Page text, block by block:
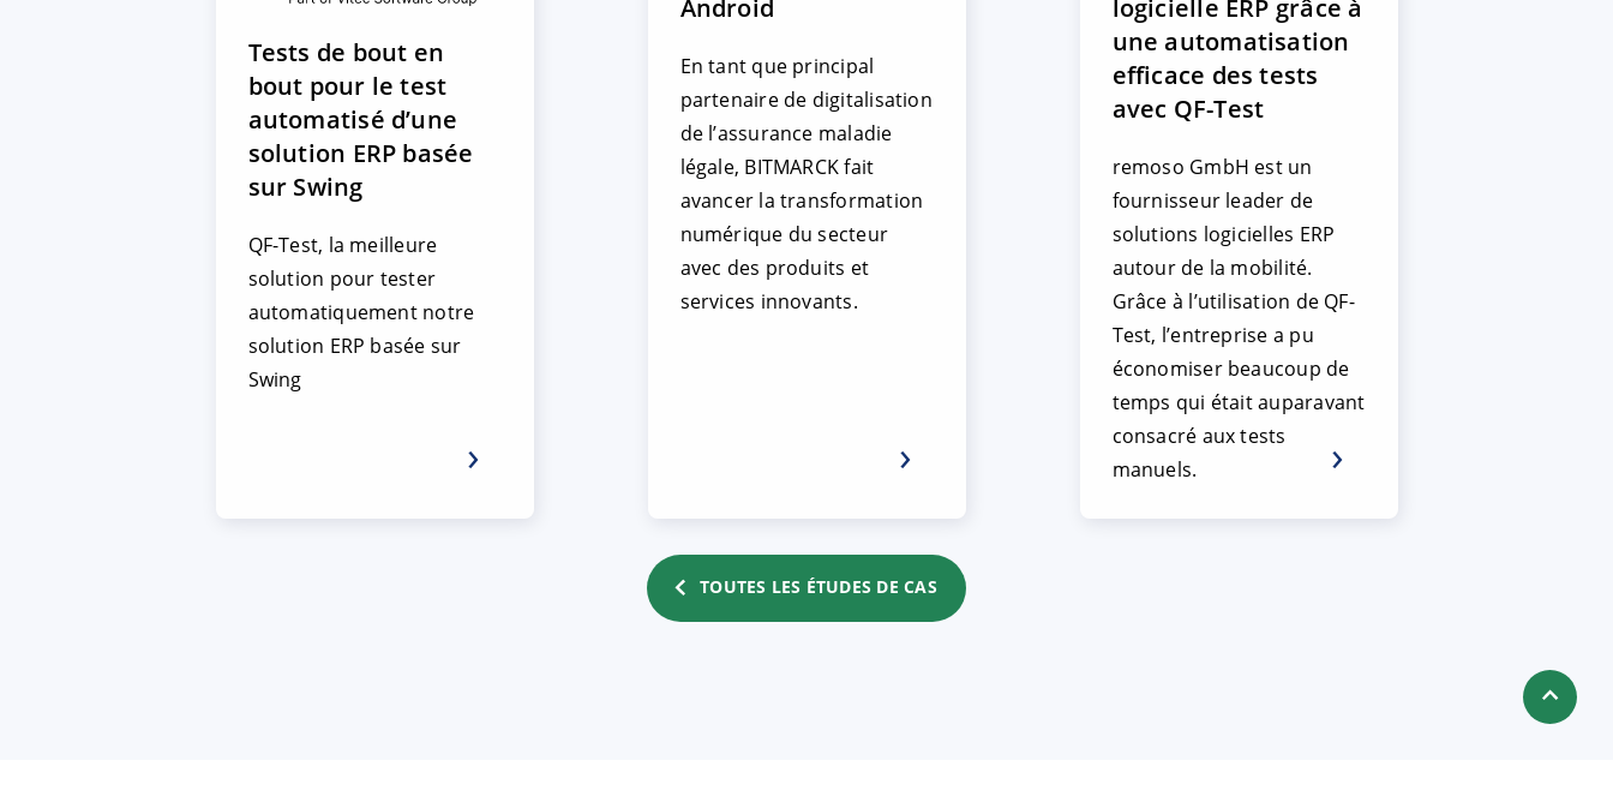
Tests de bout en
bout pour le test
automatisé d’une
solution ERP basée
sur Swing
QF-Test, la meilleure
solution pour tester
automatiquement notre
solution ERP basée sur
Swing
Android
En tant que principal
partenaire de digitalisation
de l’assurance maladie
légale, BITMARCK fait
avancer la transformation
numérique du secteur
avec des produits et
services innovants.
logicielle ERP grâce à
une automatisation
efficace des tests
avec QF-Test
remoso GmbH est un
fournisseur leader de
solutions logicielles ERP
autour de la mobilité.
Grâce à l’utilisation de QF-
Test, l’entreprise a pu
économiser beaucoup de
temps qui était auparavant
consacré aux tests
manuels.
TOUTES LES ÉTUDES DE CAS